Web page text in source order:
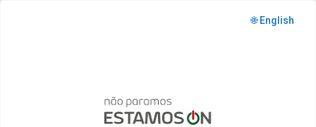
🌐 English